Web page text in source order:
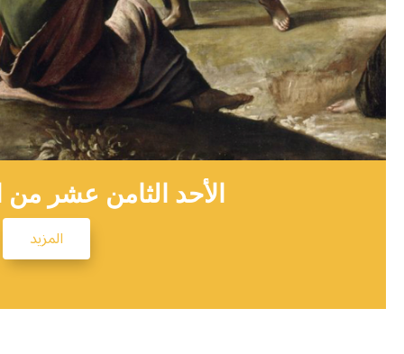
الأحد الثامن عشر من
المزيد